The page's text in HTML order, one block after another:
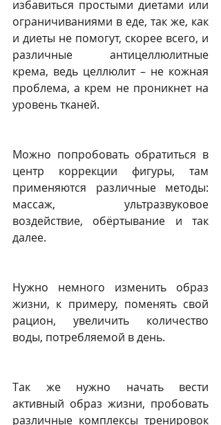
избавиться простыми диетами или
ограничиваниями в еде, так же, как
и диеты не помогут, скорее всего, и
различные антицеллюлитные
крема, ведь целлюлит – не кожная
проблема, а крем не проникнет на
уровень тканей.
Можно попробовать обратиться в
центр коррекции фигуры, там
применяются различные методы:
массаж, ультразвуковое
воздействие, обёртывание и так
далее.
Нужно немного изменить образ
жизни, к примеру, поменять свой
рацион, увеличить количество
воды, потребляемой в день.
Так же нужно начать вести
активный образ жизни, пробовать
различные комплексы тренировок